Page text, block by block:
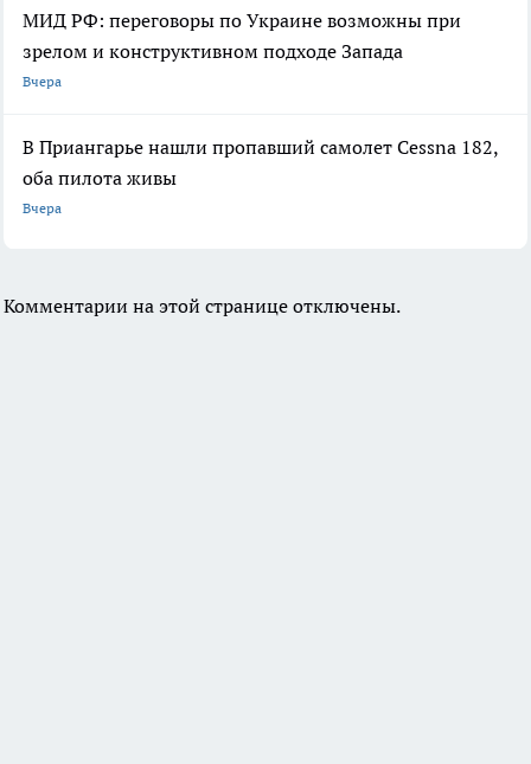
МИД РФ: переговоры по Украине возможны при
зрелом и конструктивном подходе Запада
Вчера
В Приангарье нашли пропавший самолет Cessna 182,
оба пилота живы
Вчера
Комментарии на этой странице отключены.